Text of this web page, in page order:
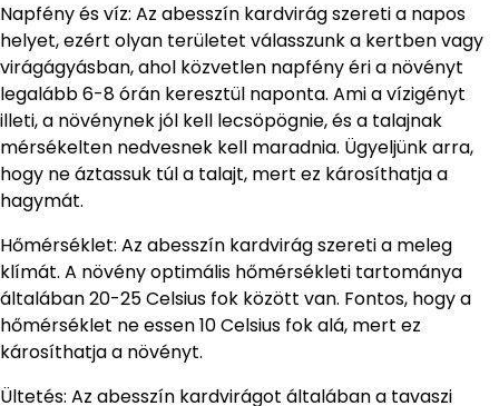
Napfény és víz: Az abesszín kardvirág szereti a napos
helyet, ezért olyan területet válasszunk a kertben vagy
virágágyásban, ahol közvetlen napfény éri a növényt
legalább 6-8 órán keresztül naponta. Ami a vízigényt
illeti, a növénynek jól kell lecsöpögnie, és a talajnak
mérsékelten nedvesnek kell maradnia. Ügyeljünk arra,
hogy ne áztassuk túl a talajt, mert ez károsíthatja a
hagymát.
Hőmérséklet: Az abesszín kardvirág szereti a meleg
klímát. A növény optimális hőmérsékleti tartománya
általában 20-25 Celsius fok között van. Fontos, hogy a
hőmérséklet ne essen 10 Celsius fok alá, mert ez
károsíthatja a növényt.
Ültetés: Az abesszín kardvirágot általában a tavaszi